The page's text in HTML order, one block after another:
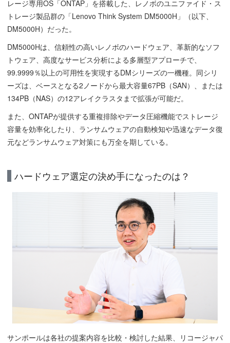
レージ専用OS「ONTAP」を搭載した、レノボのユニファイド・ス
トレージ製品群の「Lenovo Think System DM5000H」（以下、
DM5000H）だった。
DM5000Hは、信頼性の高いレノボのハードウェア、革新的なソフ
トウェア、高度なサービス分析による多層型アプローチで、
99.9999％以上の可用性を実現するDMシリーズの一機種。同シリ
ーズは、ベースとなる2ノードから最大容量67PB（SAN）、または
134PB（NAS）の12アレイクラスタまで拡張が可能だ。
また、ONTAPが提供する重複排除やデータ圧縮機能でストレージ
容量を効率化したり、ランサムウェアの自動検知や迅速なデータ復
元などランサムウェア対策にも万全を期している。
ハードウェア選定の決め手になったのは？
サンポールは各社の提案内容を比較・検討した結果、リコージャパ